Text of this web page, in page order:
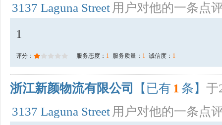
3137 Laguna Street 用户对他的一条点
1
评分： 服务态度： 1 服务质量： 1 诚信度： 1
浙江新颜物流有限公司 【已有 1 条】 于
3137 Laguna Street 用户对他的一条点